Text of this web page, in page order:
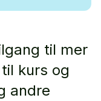
til mer
kurs og
andre